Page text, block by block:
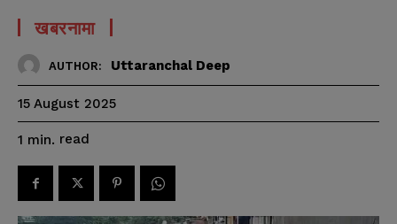
खबरनामा
AUTHOR: Uttaranchal Deep
15 August 2025
1 min. read